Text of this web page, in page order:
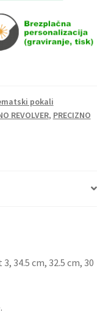
pokali
REVOLVER, PRECIZNO
34.5 cm, 32.5 cm, 30